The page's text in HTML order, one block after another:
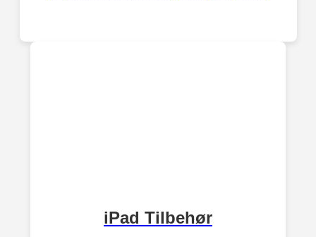
iPad Tilbehør